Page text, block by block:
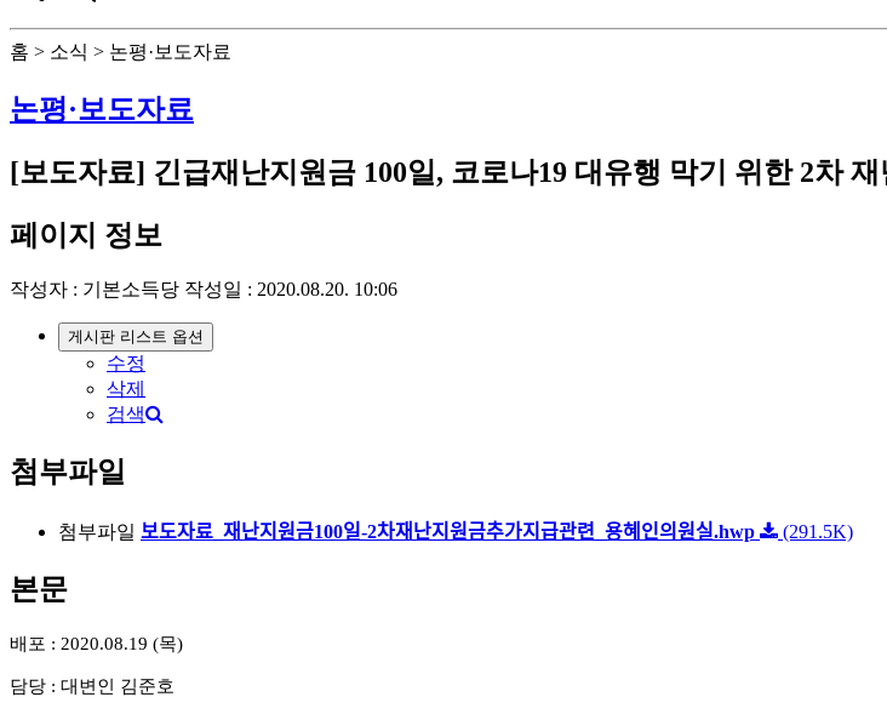
홈 > 소식 > 논평·보도자료
논평·보도자료
[보도자료] 긴급재난지원금 100일, 코로나19 대유행 막기 위한 2차
페이지 정보
작성자 : 기본소득당 작성일 : 2020.08.20. 10:06
게시판 리스트 옵션
수정
삭제
검색
첨부파일
첨부파일 보도자료_재난지원금100일-2차재난지원금추가지급관련_용혜인의원실.hwp (291.5K)
본문
배포 : 2020.08.19 (목)
담당 : 대변인 김준호